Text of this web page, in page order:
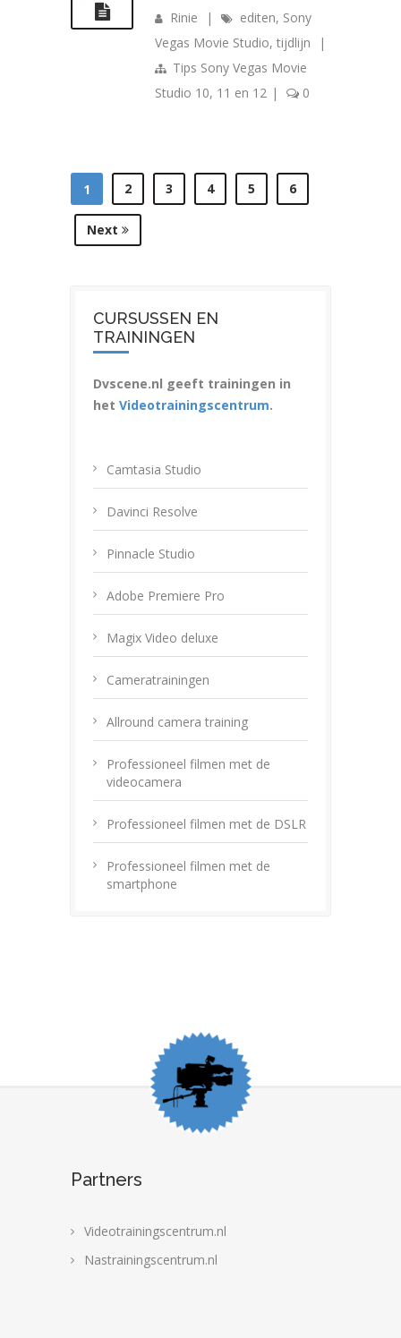
Rinie | editen, Sony
Vegas Movie Studio, tijdlijn
|
Tips Sony Vegas Movie
Studio 10, 11 en 12 | 0
1 2 3 4 5 6
Next
CURSUSSEN EN
TRAININGEN
Dvscene.nl geeft trainingen in
het Videotrainingscentrum.
Camtasia Studio
Davinci Resolve
Pinnacle Studio
Adobe Premiere Pro
Magix Video deluxe
Cameratrainingen
Allround camera training
Professioneel filmen met de
videocamera
Professioneel filmen met de DSLR
Professioneel filmen met de
smartphone
Partners
Videotrainingscentrum.nl
Nastrainingscentrum.nl